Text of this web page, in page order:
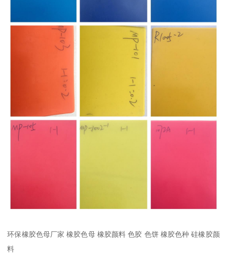
环保橡胶色母厂家 橡胶色母 橡胶颜料 色胶 色饼 橡胶色种 硅橡胶颜
料